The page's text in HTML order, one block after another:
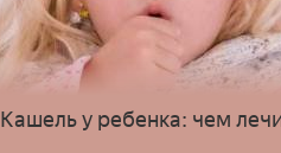
Кашель у ребенка: чем